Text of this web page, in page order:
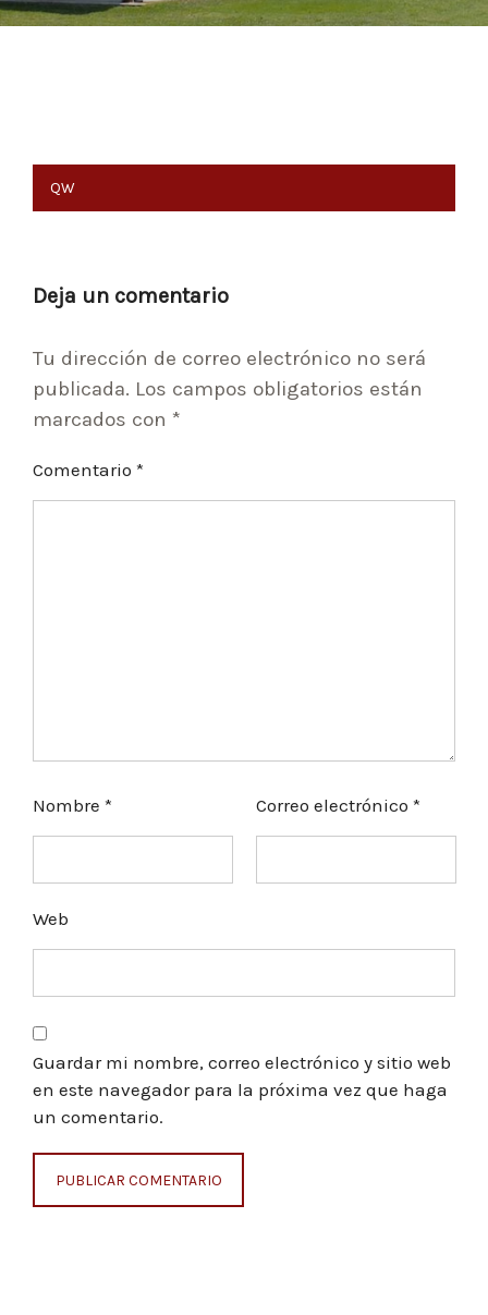
Navegación
entradas
QW
Deja un comentario
Tu dirección de correo electrónico no será
publicada. Los campos obligatorios están
marcados con *
Comentario *
Nombre * Correo electrónico *
Web
Guardar mi nombre, correo electrónico y sitio web
en este navegador para la próxima vez que haga
un comentario.